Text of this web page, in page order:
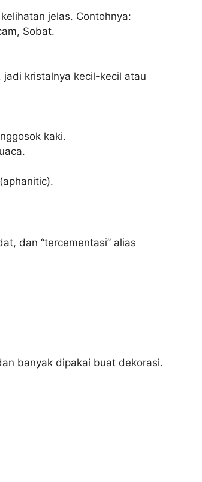
jelas. Contohnya:
Sobat.
jadi kristalnya kecil-kecil atau
kaki.
dan “tercementasi” alias
banyak dipakai buat dekorasi.